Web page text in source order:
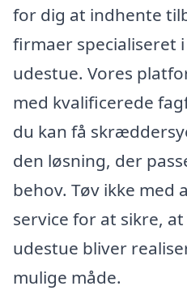
for dig at indhente
firmaer specialiseret
udestue. Vores
med kvalificerede
du kan få
den løsning, der
behov. Tøv ikke med
service for at sikre,
udestue bliver
mulige måde.